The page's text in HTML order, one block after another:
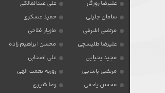
علیرضا روزگار
علی عبدالمالکی
سامان جلیلی
حمید عسکری
مرتضی اشرفی
مازیار فلاحی
علیرضا طلیسچی
محسن ابراهیم زاده
مجید یحیایی
علی اصحابی
مرتضی پاشایی
روزبه نعمت الهی
محسن یاحقی
رضا شیری